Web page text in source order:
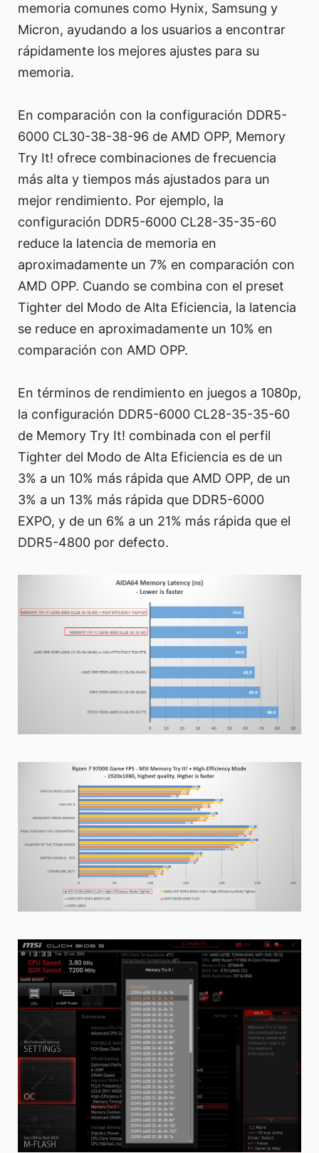
memoria comunes como Hynix, Samsung y
Micron, ayudando a los usuarios a encontrar
rápidamente los mejores ajustes para su
memoria.
En comparación con la configuración DDR5-
6000 CL30-38-38-96 de AMD OPP, Memory
Try It! ofrece combinaciones de frecuencia
más alta y tiempos más ajustados para un
mejor rendimiento. Por ejemplo, la
configuración DDR5-6000 CL28-35-35-60
reduce la latencia de memoria en
aproximadamente un 7% en comparación con
AMD OPP. Cuando se combina con el preset
Tighter del Modo de Alta Eficiencia, la latencia
se reduce en aproximadamente un 10% en
comparación con AMD OPP.
En términos de rendimiento en juegos a 1080p,
la configuración DDR5-6000 CL28-35-35-60
de Memory Try It! combinada con el perfil
Tighter del Modo de Alta Eficiencia es de un
3% a un 10% más rápida que AMD OPP, de un
3% a un 13% más rápida que DDR5-6000
EXPO, y de un 6% a un 21% más rápida que el
DDR5-4800 por defecto.